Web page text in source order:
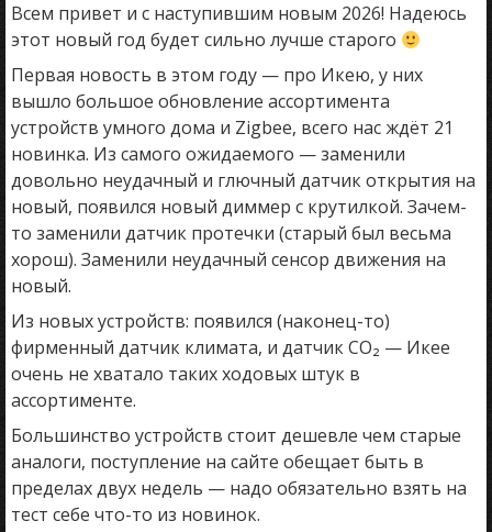
Всем привет и с наступившим новым 2026! Надеюсь
этот новый год будет сильно лучше старого
Первая новость в этом году — про Икею, у них
вышло большое обновление ассортимента
устройств умного дома и Zigbee, всего нас ждёт 21
новинка. Из самого ожидаемого — заменили
довольно неудачный и глючный датчик открытия на
новый, появился новый диммер с крутилкой. Зачем-
то заменили датчик протечки (старый был весьма
хорош). Заменили неудачный сенсор движения на
новый.
Из новых устройств: появился (наконец-то)
фирменный датчик климата, и датчик CO₂ — Икее
очень не хватало таких ходовых штук в
ассортименте.
Большинство устройств стоит дешевле чем старые
аналоги, поступление на сайте обещает быть в
пределах двух недель — надо обязательно взять на
тест себе что-то из новинок.